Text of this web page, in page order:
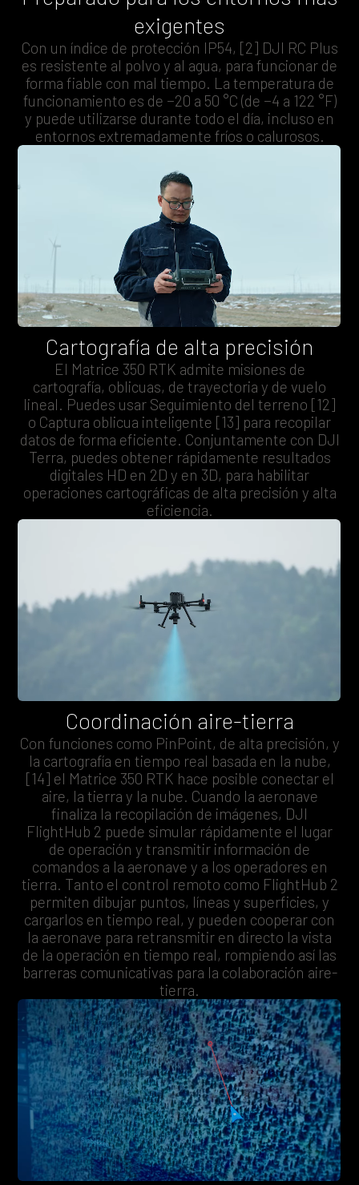
exigentes
Con un índice de protección IP54, [2] DJI RC Plus
es resistente al polvo y al agua, para funcionar de
forma fiable con mal tiempo. La temperatura de
funcionamiento es de −20 a 50 °C (de −4 a 122 °F)
y puede utilizarse durante todo el día, incluso en
entornos extremadamente fríos o calurosos.
Cartografía de alta precisión
El Matrice 350 RTK admite misiones de
cartografía, oblicuas, de trayectoria y de vuelo
lineal. Puedes usar Seguimiento del terreno [12]
o Captura oblicua inteligente [13] para recopilar
datos de forma eficiente. Conjuntamente con DJI
Terra, puedes obtener rápidamente resultados
digitales HD en 2D y en 3D, para habilitar
operaciones cartográficas de alta precisión y alta
eficiencia.
Coordinación aire-tierra
Con funciones como PinPoint, de alta precisión, y
la cartografía en tiempo real basada en la nube,
[14] el Matrice 350 RTK hace posible conectar el
aire, la tierra y la nube. Cuando la aeronave
finaliza la recopilación de imágenes, DJI
FlightHub 2 puede simular rápidamente el lugar
de operación y transmitir información de
comandos a la aeronave y a los operadores en
tierra. Tanto el control remoto como FlightHub 2
permiten dibujar puntos, líneas y superficies, y
cargarlos en tiempo real, y pueden cooperar con
la aeronave para retransmitir en directo la vista
de la operación en tiempo real, rompiendo así las
barreras comunicativas para la colaboración aire-
tierra.